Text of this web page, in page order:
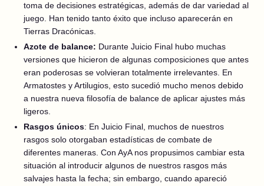
toma de decisiones estratégicas, además de dar variedad al
juego. Han tenido tanto éxito que incluso aparecerán en
Tierras Dracónicas.
Azote de balance: Durante Juicio Final hubo muchas
versiones que hicieron de algunas composiciones que antes
eran poderosas se volvieran totalmente irrelevantes. En
Armatostes y Artilugios, esto sucedió mucho menos debido
a nuestra nueva filosofía de balance de aplicar ajustes más
ligeros.
Rasgos únicos: En Juicio Final, muchos de nuestros
rasgos solo otorgaban estadísticas de combate de
diferentes maneras. Con AyA nos propusimos cambiar esta
situación al introducir algunos de nuestros rasgos más
salvajes hasta la fecha; sin embargo, cuando apareció